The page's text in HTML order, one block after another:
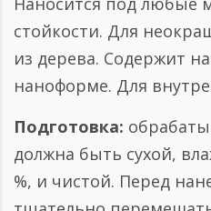
стойкости. Для
из дерева. Содержит
наноформе. Для
Подготовка:
должна быть сухой,
%, и чистой. Перед